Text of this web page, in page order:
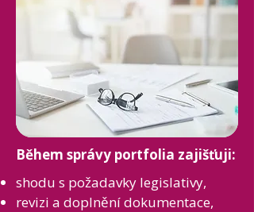
Během správy portfolia zajišťuji:
shodu s požadavky legislativy,
revizi a doplnění dokumentace,